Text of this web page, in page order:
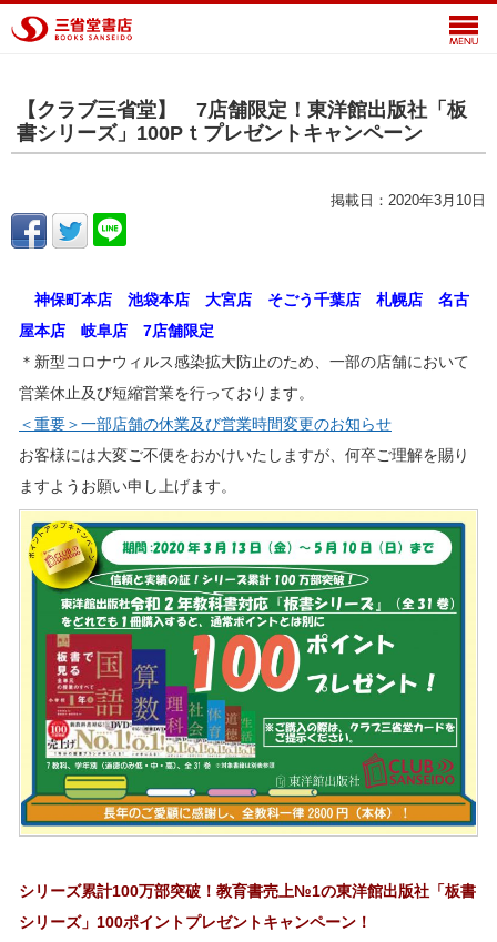
【クラブ三省堂】 7店舗限定！東洋館出版社「板
書シリーズ」100Pｔプレゼントキャンペーン
掲載日：2020年3月10日
神保町本店 池袋本店 大宮店 そごう千葉店 札幌店 名古
屋本店 岐阜店 7店舗限定
＊新型コロナウィルス感染拡大防止のため、一部の店舗において
営業休止及び短縮営業を行っております。
＜重要＞一部店舗の休業及び営業時間変更のお知らせ
お客様には大変ご不便をおかけいたしますが、何卒ご理解を賜り
ますようお願い申し上げます。
シリーズ累計100万部突破！教育書売上№1の東洋館出版社「板書
シリーズ」100ポイントプレゼントキャンペーン！